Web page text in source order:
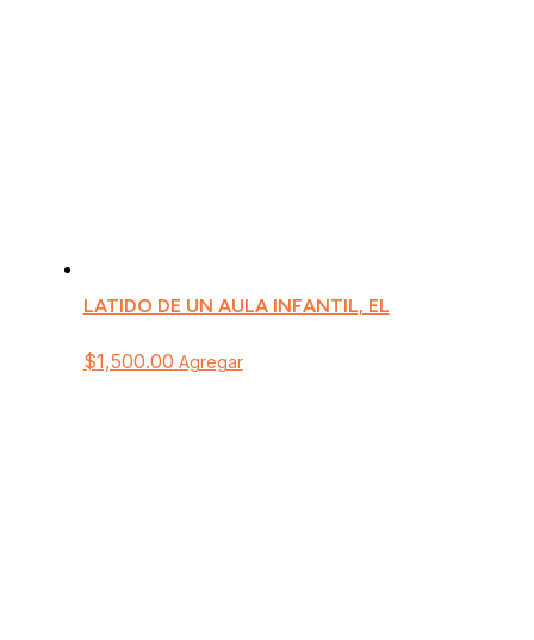
LATIDO DE UN AULA INFANTIL, EL
$1,500.00 Agregar